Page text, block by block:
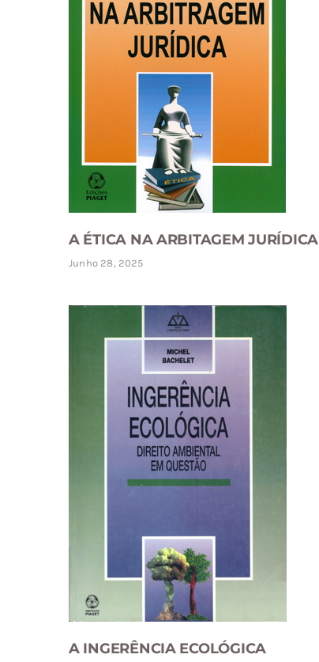
A ÉTICA NA ARBITAGEM JURÍDICA
Junho 28, 2025
A INGERÊNCIA ECOLÓGICA